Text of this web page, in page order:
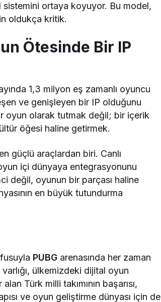
ortaya koyuyor. Bu model,
oldukça kritik.
Ötesinde Bir IP
1,3 milyon eş zamanlı oyuncu
ve genişleyen bir IP olduğunu
oyun olarak tutmak değil; bir içerik
öğesi haline getirmek.
güçlü araçlardan biri. Canlı
içi dünyaya entegrasyonunu
değil, oyunun bir parçası haline
en büyük tutundurma
PUBG arenasında her zaman
ülkemizdeki dijital oyun
Türk milli takımının başarısı,
ve oyun geliştirme dünyası için de